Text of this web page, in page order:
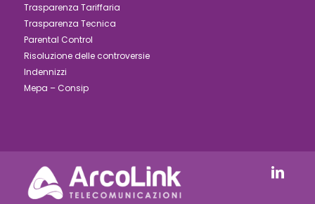
Trasparenza Tariffaria
Trasparenza Tecnica
Parental Control
Risoluzione delle controversie
Indennizzi
Mepa – Consip